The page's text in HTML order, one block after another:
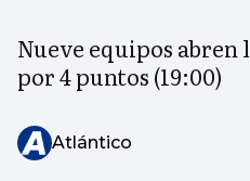
Nueve equipos abren
por 4 puntos (19:00)
Atlántico